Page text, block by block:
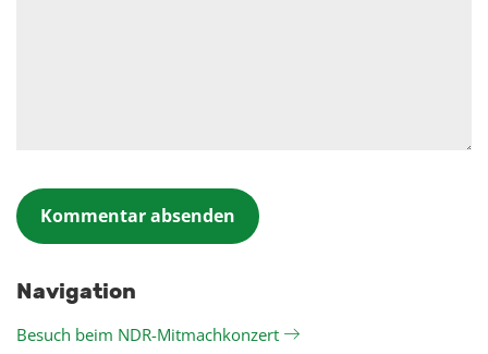
Navigation
Besuch beim NDR-Mitmachkonzert